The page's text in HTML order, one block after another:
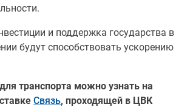
и поддержка государства в
будут способствовать ускорению
транспорта можно узнать на
Связь, проходящей в ЦВК